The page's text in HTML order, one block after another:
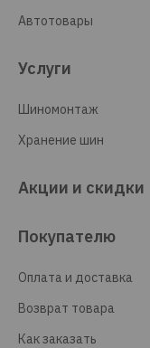
Автотовары
Услуги
Шиномонтаж
Хранение шин
Акции и скидки
Покупателю
Оплата и доставка
Возврат товара
Как заказать